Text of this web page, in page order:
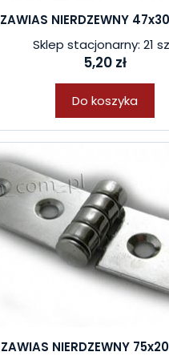
ZAWIAS NIERDZEWNY
Sklep stacjonarny: 21
5,20 zł
Do koszyka
ZAWIAS NIERDZEWNY